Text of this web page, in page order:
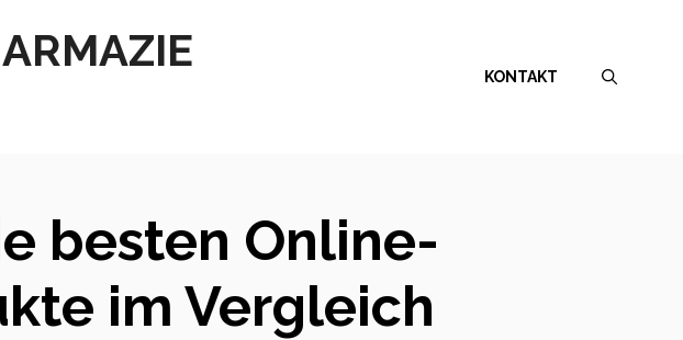
KONTAKT
besten Online-
im Vergleich